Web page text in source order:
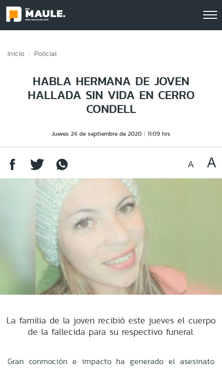
Inicio Policial
HABLA HERMANA DE JOVEN
HALLADA SIN VIDA EN CERRO
CONDELL
Jueves 24 de septiembre de 2020 11:09 hrs
La familia de la joven recibió este jueves el cuerpo
de la fallecida para su respectivo funeral.
Gran conmoción e impacto ha generado el asesinato